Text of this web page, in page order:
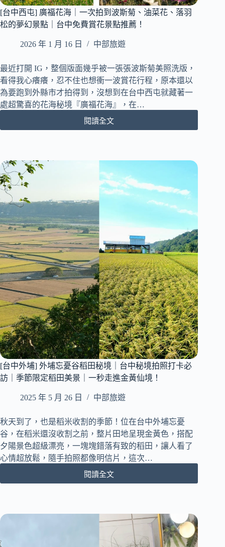
名
相
框
次
有
｜
不
用
飛
韓
國
印
官
方
小
卡！
[台中西屯] 廣福花海｜一次拍到波斯菊、油菜花、落羽
松的夢幻景點｜台中免費賞花景點推薦！
2026 年 1 月 16 日 中部旅遊
最近打開 IG，整個版面幾乎被一張張波斯菊美照洗版，
看得我心癢癢，忍不住也想衝一波賞花行程，原本還以
為要跑到外縣市才拍得到，沒想到在台中西屯就藏著一
處超驚喜的花海秘境『廣福花海』，在…
閱讀全文
[台
福
花
海
一
次
拍
到
波
斯
菊、
油
菜
花、
落
羽
松
的
夢
幻
點
台
中
免
費
賞
花
景
薦！
[台中外埔] 外埔忘憂谷稻田秘境｜台中秘境拍照打卡必
訪｜季節限定稻田美景｜一秒走進金黃仙境！
2025 年 5 月 26 日 中部旅遊
秋天到了，也是稻米收割的季節！位在台中外埔忘憂
谷，在稻米還沒收割之前，整片田地呈現金黃色，搭配
夕陽景色超級漂亮，一塊塊錯落有致的稻田，讓人看了
心情超放鬆，隨手拍照都像明信片，這次…
閱讀全文
[台
外